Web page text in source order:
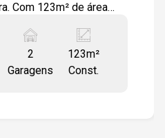
conforto e
inferior, você
e bem iluminada, uma
2
Garagens
123m²
Const.